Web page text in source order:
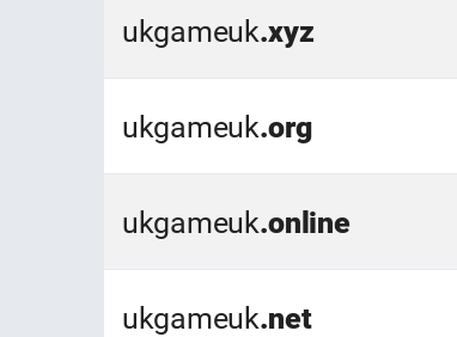
ukgameuk.xyz
ukgameuk.org
ukgameuk.online
ukgameuk.net